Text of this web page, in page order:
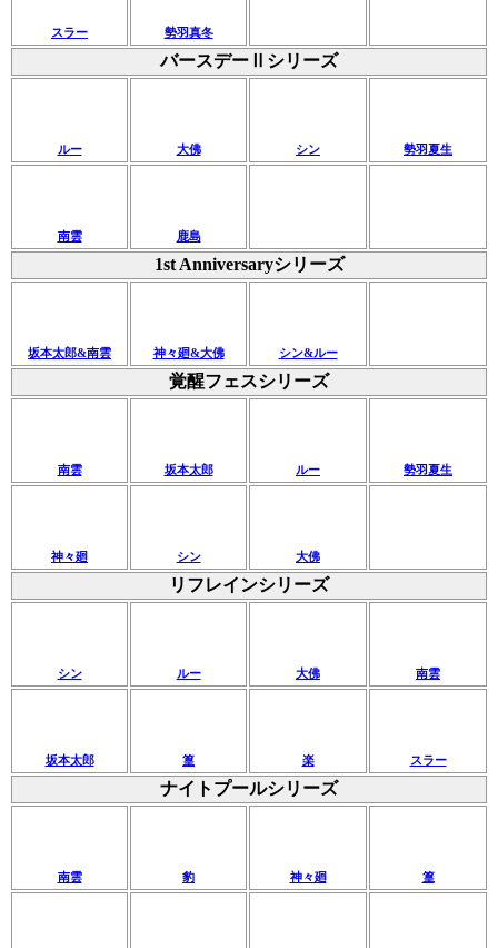
スラー 勢羽真冬
バースデーⅡシリーズ
ルー 大佛 シン 勢羽夏生
南雲 鹿島
1st Anniversaryシリーズ
坂本太郎&南雲 神々廻&大佛 シン&ルー
覚醒フェスシリーズ
南雲 坂本太郎 ルー 勢羽夏生
神々廻 シン 大佛
リフレインシリーズ
シン ルー 大佛 南雲
坂本太郎 篁 楽 スラー
ナイトプールシリーズ
南雲 豹 神々廻 篁